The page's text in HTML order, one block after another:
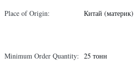
Place of Origin: Китай (материк)
Minimum Order Quantity: 25 тонн